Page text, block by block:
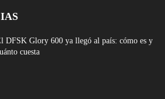
DFSK Glory 600 ya llegó al país: cómo es y
cuesta